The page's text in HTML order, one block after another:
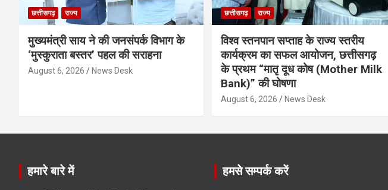
छत्तीसगढ़ राज्य
मुख्यमंत्री साय ने की जनसंपर्क विभाग के
‘मुस्कुराता बस्तर’ पहल की सराहना
August 6, 2026 News Desk
छत्तीसगढ़ राज्य
विश्व स्तनपान सप्ताह के राज्य स्तरीय
कार्यक्रम का सफल आयोजन, छत्तीसगढ़
के प्रथम “मातृ दूध कोष (Mother Milk
Bank)” की घोषणा
August 6, 2026 News Desk
हमारे बारे में हमसे सम्पर्क करें